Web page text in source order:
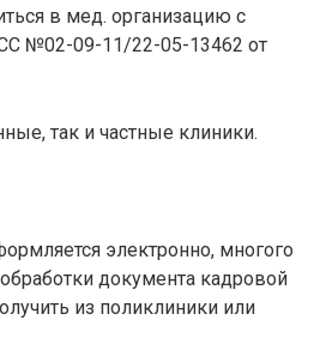
в мед. организацию с
№02-09-11/22-05-13462 от
так и частные клиники.
электронно, многого
документа кадровой
из поликлиники или